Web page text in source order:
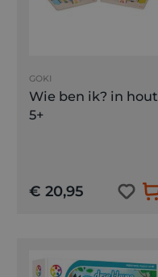
GOKI
Wie ben ik? in hout
5+
€ 20,95